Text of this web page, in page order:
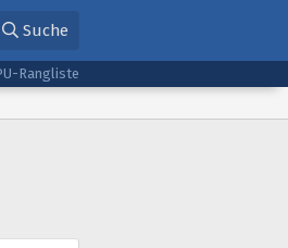
Suche
Rangliste